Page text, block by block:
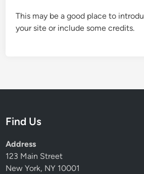
This may be a good place to
your site or include some credits.
Find Us
Address
123 Main Street
New York, NY 10001